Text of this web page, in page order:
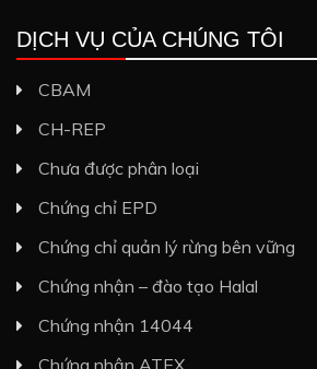
DỊCH VỤ CỦA CHÚNG TÔI
CBAM
CH-REP
Chưa được phân loại
Chứng chỉ EPD
Chứng chỉ quản lý rừng bên vững
Chứng nhận – đào tạo Halal
Chứng nhận 14044
Chứng nhận ATEX